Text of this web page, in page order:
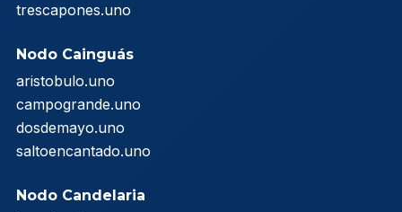
trescapones.uno
Nodo Cainguás
aristobulo.uno
campogrande.uno
dosdemayo.uno
saltoencantado.uno
Nodo Candelaria